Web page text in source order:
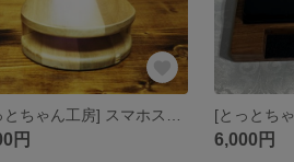
円 6,000円